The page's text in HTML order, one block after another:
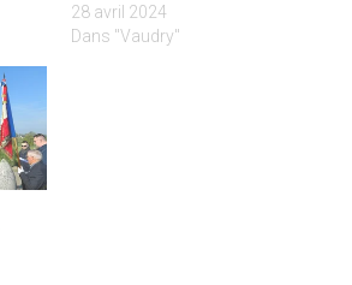
28 avril 2024
Dans "Vaudry"